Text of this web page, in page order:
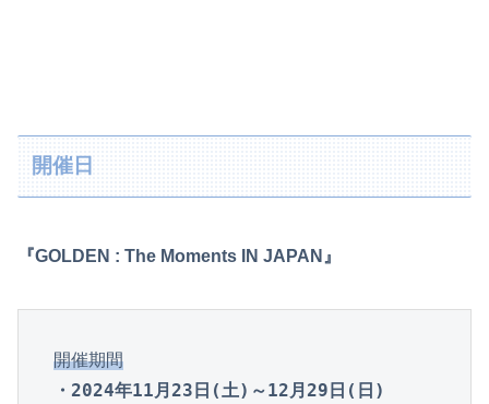
開催日
『GOLDEN : The Moments IN JAPAN』
開催期間
・2024年11月23日(土)～12月29日(日)